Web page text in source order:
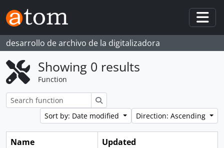
Skip to main content
desarrollo de archivo de la digitalizadora
Showing 0 results
Function
Sort by: Date modified
Direction: Ascending
Name Updated